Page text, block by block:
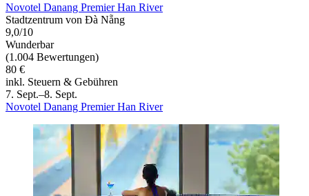
Novotel Danang Premier Han River
Stadtzentrum von Đà Nẵng
9,0/10
Wunderbar
(1.004 Bewertungen)
80 €
inkl. Steuern & Gebühren
7. Sept.–8. Sept.
Novotel Danang Premier Han River